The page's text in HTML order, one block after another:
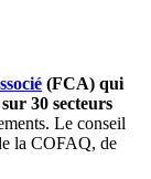
(FCA) qui
30 secteurs
Le conseil
la COFAQ, de